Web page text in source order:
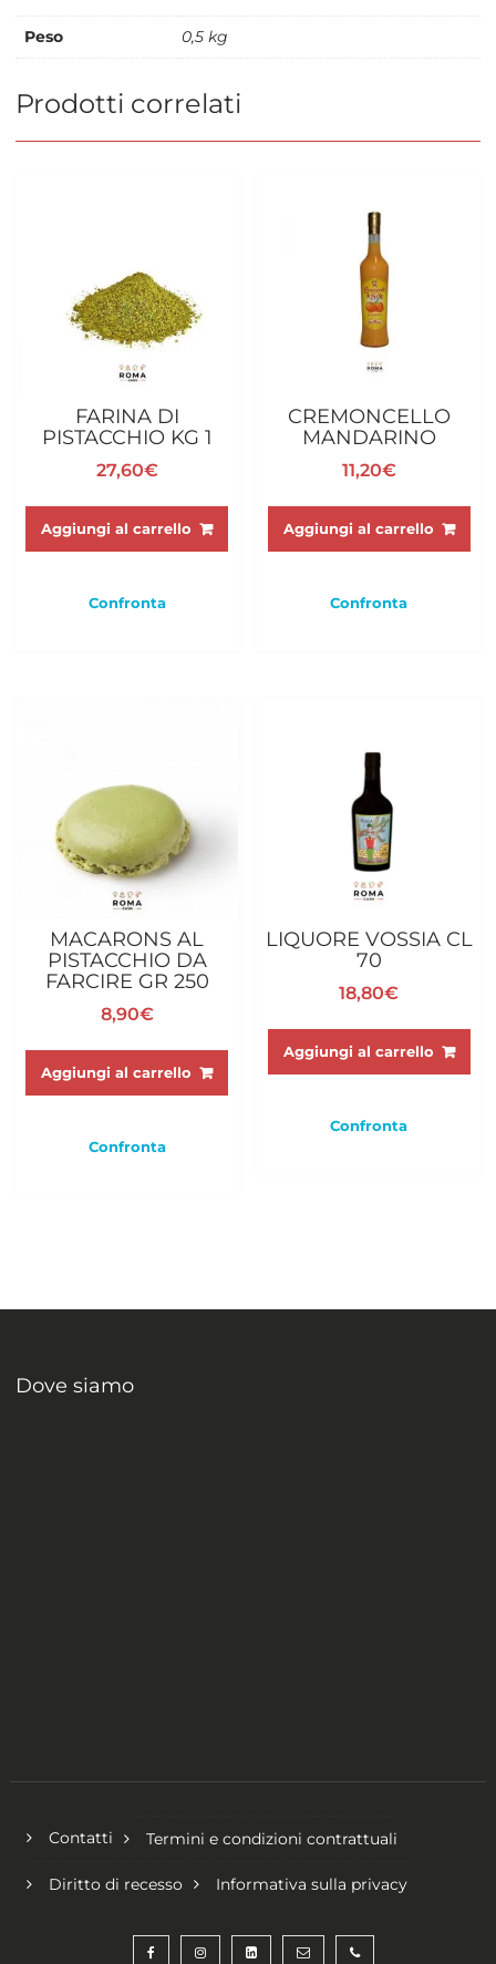
Peso 0,5 kg
Prodotti correlati
FARINA DI
PISTACCHIO KG 1
27,60€
Aggiungi al carrello
Confronta
CREMONCELLO
MANDARINO
11,20€
Aggiungi al carrello
Confronta
MACARONS AL
PISTACCHIO DA
FARCIRE GR 250
8,90€
Aggiungi al carrello
Confronta
LIQUORE VOSSIA CL
70
18,80€
Aggiungi al carrello
Confronta
Dove siamo
Contatti Termini e condizioni contrattuali
Diritto di recesso Informativa sulla privacy